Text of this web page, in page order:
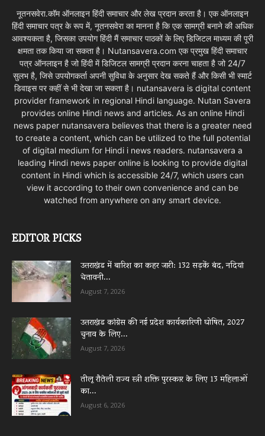
नूतनसवेरा.कॉम ऑनलाइन हिंदी समाचार और लेख प्रदान करता है। एक ऑनलाइन
हिंदी समाचार पत्र के रूप में, नूतनसवेरा का मानना है कि एक सामग्री बनाने की अधिक
आवश्यकता है, जिसका उपयोग हिंदी मैं समाचार पाठकों के लिए डिजिटल माध्यम की पूरी
क्षमता तक किया जा सकता है। Nutansavera.com एक प्रमुख हिंदी समाचार
पत्र ऑनलाइन है जो हिंदी में डिजिटल सामग्री प्रदान करना चाहता है जो 24/7
सुलभ है, जिसे उपयोगकर्ता अपनी सुविधा के अनुसार देख सकते हैं और किसी भी स्मार्ट
डिवाइस पर कहीं से भी देखा जा सकता है। nutansavera is digital content
provider framework in regional Hindi language. Nutan Savera
provides online Hindi news and articles. As an online Hindi
news paper nutansavera believes that there is a greater need
to create a content, which can be utilized to the full potential
of digital medium for Hindi i news readers. nutansavera a
leading Hindi news paper online is looking to provide digital
content in Hindi which is accessible 24/7, which users can
view it according to their own convenience and can be
watched from anywhere on any smart device.
EDITOR PICKS
उत्तराखंड में बारिश का कहर जारी: 132 सड़कें बंद, नदियां
चेतावनी...
August 7, 2026
उत्तराखंड कांग्रेस की नई प्रदेश कार्यकारिणी घोषित, 2027
चुनाव के लिए...
August 7, 2026
तीलू रौतेली राज्य स्त्री शक्ति पुरस्कार के लिए 13 महिलाओं
का...
August 6, 2026